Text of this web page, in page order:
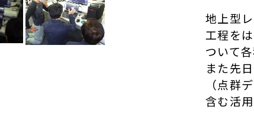
地上型
工程を
ついて
また先
（点群
含む活